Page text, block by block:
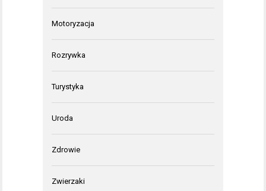
Motoryzacja
Rozrywka
Turystyka
Uroda
Zdrowie
Zwierzaki